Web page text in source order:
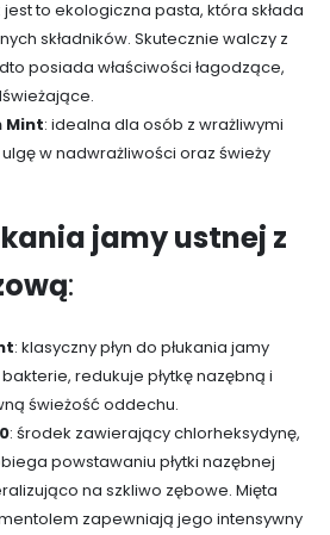
jest to ekologiczna pasta, która składa
składników. Skutecznie walczy z
posiada właściwości łagodzące,
Mint: idealna dla osób z wrażliwymi
w nadwrażliwości oraz świeży
jamy ustnej z
:
: klasyczny płyn do płukania jamy
redukuje płytkę nazębną i
świeżość oddechu.
: środek zawierający chlorheksydynę,
powstawaniu płytki nazębnej
na szkliwo zębowe. Mięta
zapewniają jego intensywny